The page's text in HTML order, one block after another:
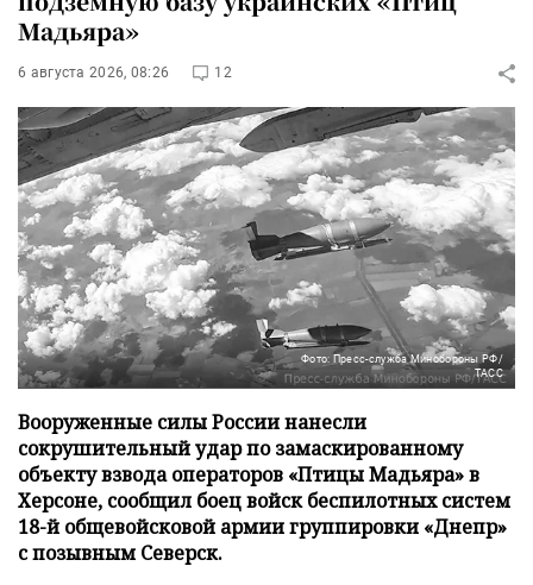
Мадьяра»
6 августа 2026, 08:26 12
Фото: Пресс-служба Минобороны РФ/
ТАСС
Вооруженные силы России нанесли
сокрушительный удар по замаскированному
объекту взвода операторов «Птицы Мадьяра» в
Херсоне, сообщил боец войск беспилотных систем
18-й общевойсковой армии группировки «Днепр»
с позывным Северск.